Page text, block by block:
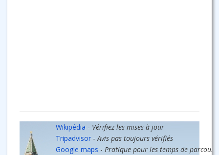
Wikipédia - Vérifiez les mises à jour
Tripadvisor- Avis pas toujours vérifiés
Google maps - Pratique pour les temps de parcours